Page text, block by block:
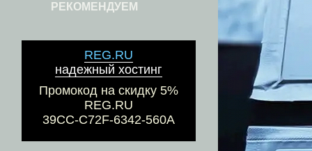
РЕКОМЕНДУЕМ
REG.RU
надежный хостинг
Промокод на скидку 5%
REG.RU
39CC-C72F-6342-560A